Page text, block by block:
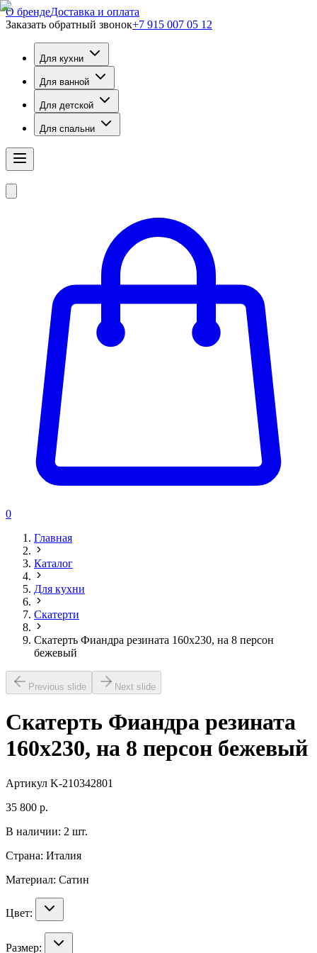
О брендеДоставка и оплата
Заказать обратный звонок+7 915 007 05 12
Для кухни
Для ванной
Для детской
Для спальни
0
Главная
Каталог
Для кухни
Скатерти
Скатерть Фиандра резината 160х230, на 8 персон
бежевый
Previous slide Next slide
Скатерть Фиандра резината
160х230, на 8 персон бежевый
Артикул K-210342801
35 800 р.
В наличии: 2 шт.
Страна: Италия
Материал: Сатин
Цвет:
Размер: